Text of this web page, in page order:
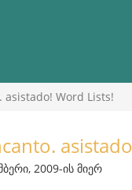
asistado! Word Lists!
2009-ის მიერ